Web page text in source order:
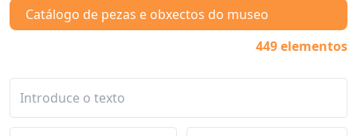
Catálogo de pezas e obxectos do museo
449 elementos